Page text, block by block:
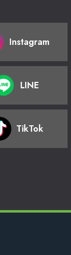
Instagram
LINE
TikTok